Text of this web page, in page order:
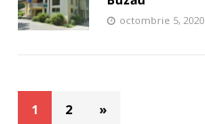
octombrie 5, 2020
1 2 »